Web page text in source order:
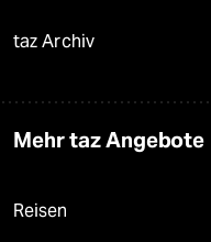
taz Archiv
Mehr taz Angebote
Reisen